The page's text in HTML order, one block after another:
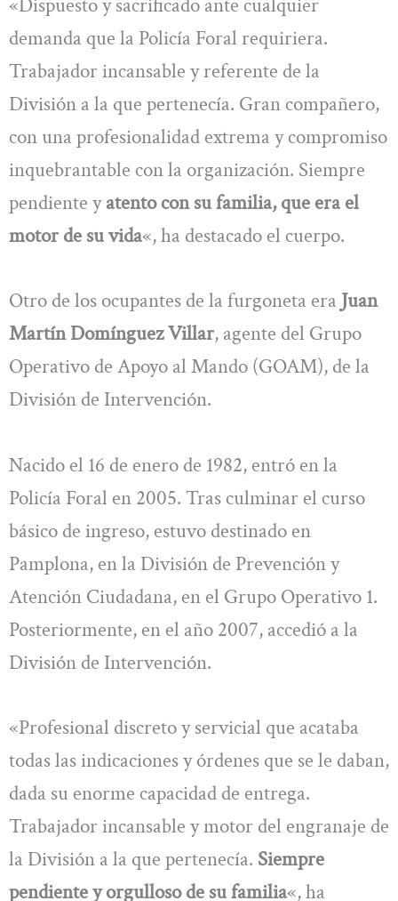
demanda que la Policía Foral requiriera.
Trabajador incansable y referente de la
División a la que pertenecía. Gran compañero,
con una profesionalidad extrema y compromiso
inquebrantable con la organización. Siempre
pendiente yatento con su familia, que era el
motor de su vida«, ha destacado el cuerpo.
Otro de los ocupantes de la furgoneta era Juan
Martín Domínguez Villar, agente del Grupo
Operativo de Apoyo al Mando (GOAM), de la
División de Intervención.
Nacido el 16 de enero de 1982, entró en la
Policía Foral en 2005. Tras culminar el curso
básico de ingreso, estuvo destinado en
Pamplona, en la División de Prevención y
Atención Ciudadana, en el Grupo Operativo 1.
Posteriormente, en el año 2007, accedió a la
División de Intervención.
«Profesional discreto y servicial que acataba
todas las indicaciones y órdenes que se le daban,
dada su enorme capacidad de entrega.
Trabajador incansable y motor del engranaje de
la División a la que pertenecía. Siempre
pendiente y orgulloso de su familia«, ha